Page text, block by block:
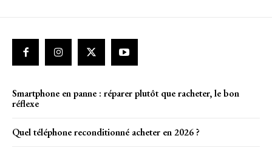
Smartphone en panne : réparer plutôt que racheter, le bon
réflexe
Quel téléphone reconditionné acheter en 2026 ?